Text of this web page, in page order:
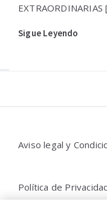
Sigue Leyendo
Aviso legal y
Política de